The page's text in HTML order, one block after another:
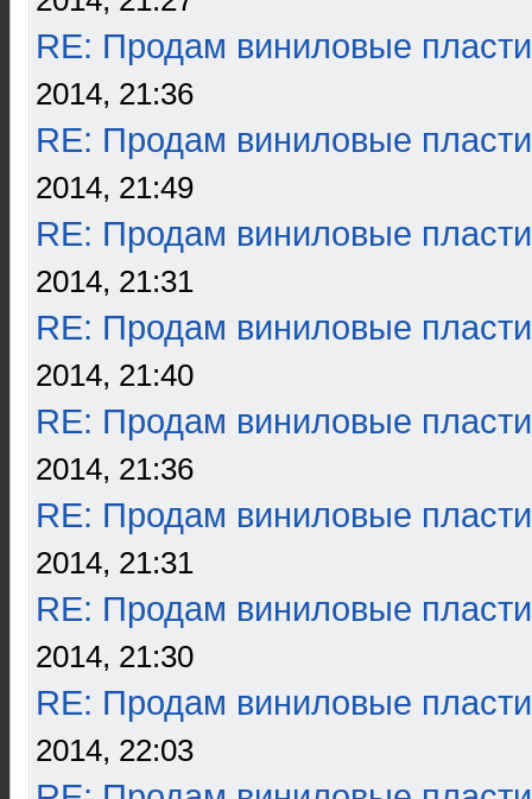
RE: Продам виниловые
2014, 21:36
RE: Продам виниловые
2014, 21:49
RE: Продам виниловые
2014, 21:31
RE: Продам виниловые
2014, 21:40
RE: Продам виниловые
2014, 21:36
RE: Продам виниловые
2014, 21:31
RE: Продам виниловые
2014, 21:30
RE: Продам виниловые
2014, 22:03